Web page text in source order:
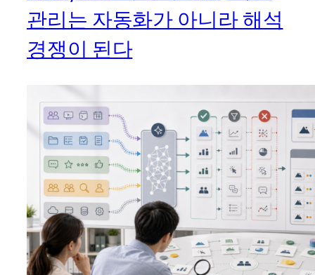
관리는 자동화가 아니라 해석
경쟁이 된다